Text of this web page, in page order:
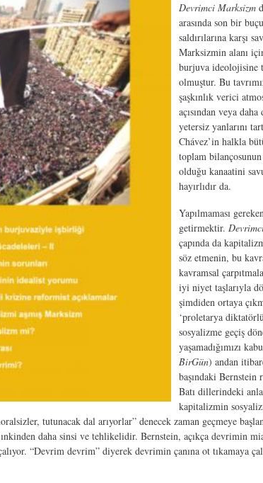
Devrimci Marksizm
arasında son bir
saldırılarına karşı
Marksizmin alanı
burjuva ideolojisine
olmuştur. Bu
şaşkınlık verici
açısından veya
yetersiz yanlarını
Chávez’in halkla
toplam
olduğu kanaatini
hayırlıdır da.
Yapılmaması
getirmektir.
çapında da
söz etmenin, bu
kavramsal
iyi niyet taşlarıyla
şimdiden ortaya
‘proletarya
sosyalizme geçiş
yaşamadığımızı
BirGün) andan
başındaki Bernstein
Batı dillerindeki
kapitalizmin
tutunacak dal arıyorlar” denecek zaman geçmeye
daha sinsi ve tehlikelidir. Bernstein, açıkça devrimin
“Devrim devrim” diyerek devrimin çanına ot tıkamaya